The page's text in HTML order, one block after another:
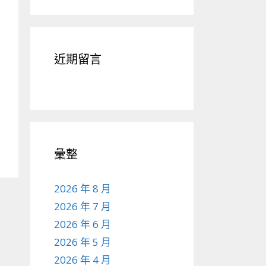
近期留言
彙整
2026 年 8 月
2026 年 7 月
2026 年 6 月
2026 年 5 月
2026 年 4 月